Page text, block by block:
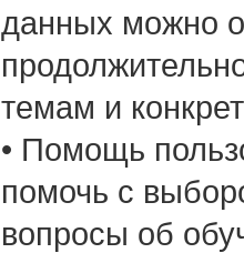
данных можно
темам и
• Помощь
помочь с
вопросы об